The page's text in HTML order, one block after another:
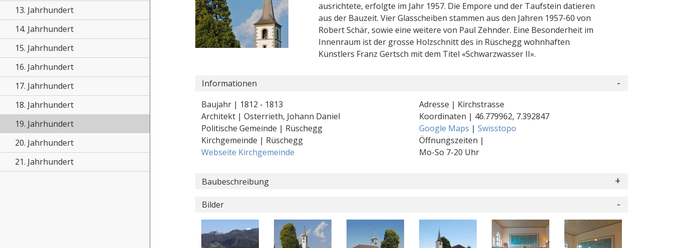
13. Jahrhundert
14. Jahrhundert
15. Jahrhundert
16. Jahrhundert
17. Jahrhundert
18. Jahrhundert
19. Jahrhundert
20. Jahrhundert
21. Jahrhundert
ausrichtete, erfolgte im Jahr 1957. Die Empore und der Taufstein datieren
aus der Bauzeit. Vier Glasscheiben stammen aus den Jahren 1957-60 von
Robert Schär, sowie eine weitere von Paul Zehnder. Eine Besonderheit im
Innenraum ist der grosse Holzschnitt des in Rüschegg wohnhaften
Künstlers Franz Gertsch mit dem Titel «Schwarzwasser II».
Informationen
Baujahr | 1812 - 1813
Architekt | Osterrieth, Johann Daniel
Politische Gemeinde | Rüschegg
Kirchgemeinde | Rüschegg
Webseite Kirchgemeinde
Adresse | Kirchstrasse
Koordinaten | 46.779962, 7.392847
Google Maps | Swisstopo
Öffnungszeiten |
Mo-So 7-20 Uhr
Baubeschreibung
Bilder